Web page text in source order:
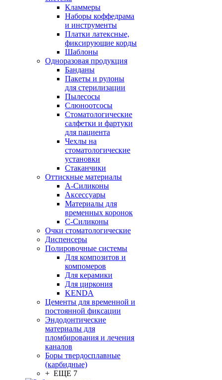
Кламмеры
Наборы коффедрама
и инструменты
Платки латексные,
фиксирующие корды
Шаблоны
Одноразовая продукция
Банданы
Пакеты и рулоны
для стерилизации
Пылесосы
Слюноотсосы
Стоматологические
салфетки и фартуки
для пациента
Чехлы на
стоматологические
установки
Стаканчики
Оттискные материалы
А-Силиконы
Аксессуары
Материалы для
временных коронок
С-Силиконы
Очки стоматологические
Диспенсеры
Полировочные системы
Для композитов и
компомеров
Для керамики
Для циркония
KENDA
Цементы для временной и
постоянной фиксации
Эндодонтические
материалы для
пломбирования и лечения
каналов
Боры твердосплавные
(карбидные)
+ ЕЩЕ 7